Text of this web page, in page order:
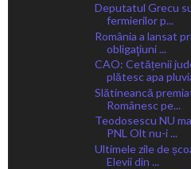
Deputatul Grecu
fermierilor p...
România a lansat
obligaţiuni ...
CAO: Cetățenii
plătesc apa
Slătineancă
Românesc pe...
Teodosescu NU
PNL Olt nu-i ...
Ultimele zile de
Elevii din ...